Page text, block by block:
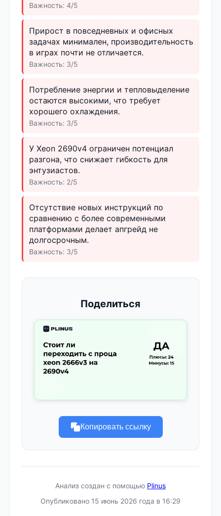
Важность: 4/5
Прирост в повседневных и офисных
задачах минимален, производительность
в играх почти не отличается.
Важность: 3/5
Потребление энергии и тепловыделение
остаются высокими, что требует
хорошего охлаждения.
Важность: 3/5
У Xeon 2690v4 ограничен потенциал
разгона, что снижает гибкость для
энтузиастов.
Важность: 2/5
Отсутствие новых инструкций по
сравнению с более современными
платформами делает апгрейд не
долгосрочным.
Важность: 3/5
Поделиться
Копировать ссылку
Анализ создан с помощью Plinus
Опубликовано 15 июнь 2026 года в 16:29